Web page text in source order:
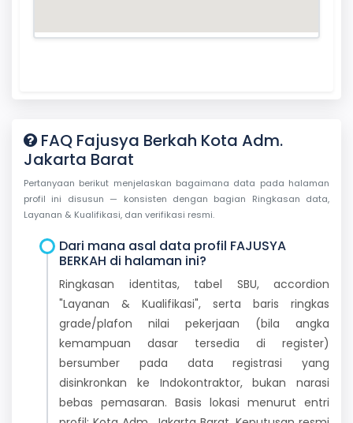
FAQ Fajusya Berkah Kota Adm.
Jakarta Barat
Pertanyaan berikut menjelaskan bagaimana data pada halaman
profil ini disusun — konsisten dengan bagian Ringkasan data,
Layanan & Kualifikasi, dan verifikasi resmi.
Dari mana asal data profil FAJUSYA
BERKAH di halaman ini?
Ringkasan identitas, tabel SBU, accordion
"Layanan & Kualifikasi", serta baris ringkas
grade/plafon nilai pekerjaan (bila angka
kemampuan dasar tersedia di register)
bersumber pada data registrasi yang
disinkronkan ke Indokontraktor, bukan narasi
bebas pemasaran. Basis lokasi menurut entri